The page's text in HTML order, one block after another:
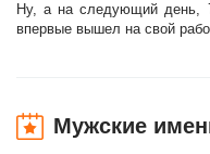
Ну, а на следующий день,
впервые вышел на свой
Мужские